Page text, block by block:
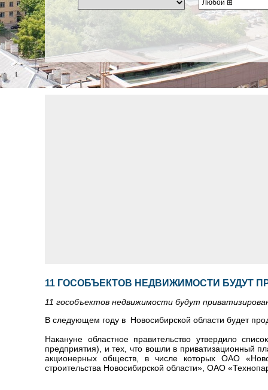
Любой ⊞
11 ГОСОБЪЕКТОВ НЕДВИЖИМОСТИ БУДУТ
11 гособъектов недвижимости будут
В следующем году в Новосибирской области будет
Накануне областное правительство утвердило
предприятия), и тех, что вошли в приватизационный
акционерных обществ, в числе которых ОАО
строительства Новосибирской области», ОАО